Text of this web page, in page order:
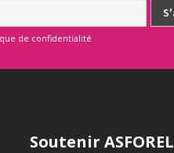
de confidentialité
Soutenir ASFOREL